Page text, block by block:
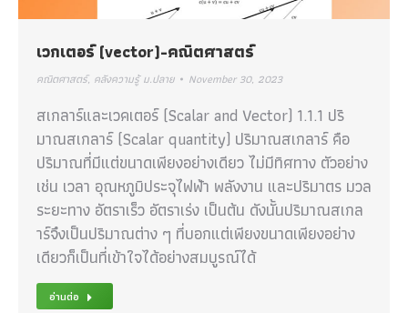
เวกเตอร์ (vector)-คณิตศาสตร์
คณิตศาสตร์, คลังความรู้ ม.ปลาย November 30, 2023
สเกลาร์และเวคเตอร์ (Scalar and Vector) 1.1.1 ปริ
มาณสเกลาร์ (Scalar quantity) ปริมาณสเกลาร์ คือ
ปริมาณที่มีแต่ขนาดเพียงอย่างเดียว ไม่มีทิศทาง ตัวอย่าง
เช่น เวลา อุณหภูมิประจุไฟฟ้า พลังงาน และปริมาตร มวล
ระยะทาง อัตราเร็ว อัตราเร่ง เป็นต้น ดังนั้นปริมาณสเกล
าร์จึงเป็นปริมาณต่าง ๆ ที่บอกแต่เพียงขนาดเพียงอย่าง
เดียวก็เป็นที่เข้าใจได้อย่างสมบูรณ์ได้
อ่านต่อ